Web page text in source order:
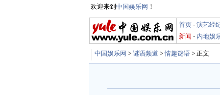
欢迎来到 中国娱乐网 ！
首页 - 演艺经
新闻 - 内地娱
中国娱乐网 > 谜语频道 >情趣谜语 > 正文